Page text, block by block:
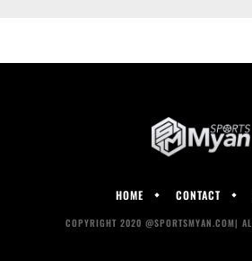
HOME CONTACT
COPYRIGHT 2020 @SPORTSMYAN.COM|